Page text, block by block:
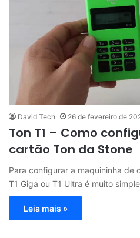
David Tech 26 de fevereiro de
Ton T1 – Como
cartão Ton da Stone
Para configurar a maquininha de
T1 Giga ou T1 Ultra é muito
Leia mais »